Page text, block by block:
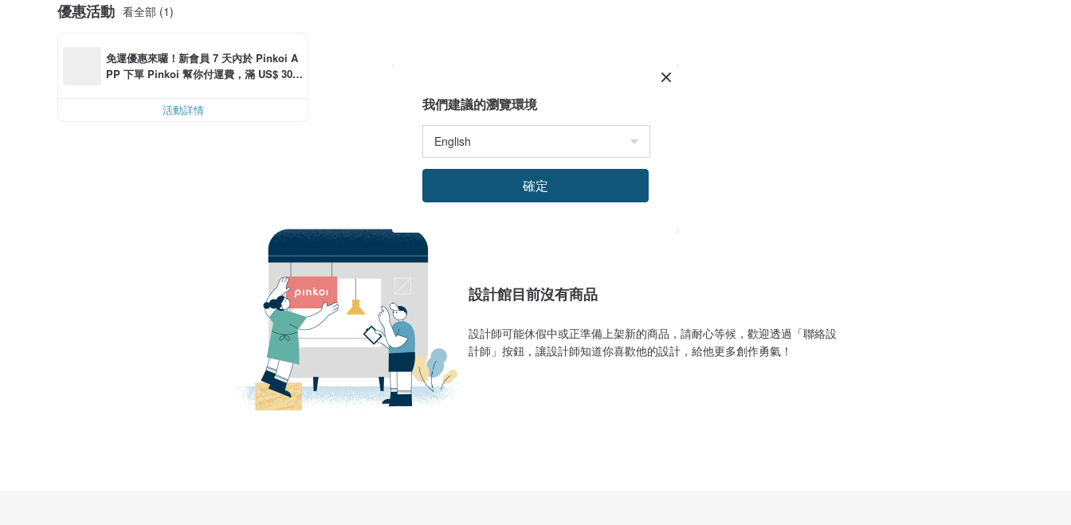
優惠活動 看全部 (1)
免運優惠來囉！新會員 7 天內於 Pinkoi A
PP 下單 Pinkoi 幫你付運費，滿 US$ 30.0
活動詳情
設計館目前沒有商品
設計師可能休假中或正準備上架新的商品，請耐心等候，歡迎透過「聯絡設
計師」按鈕，讓設計師知道你喜歡他的設計，給他更多創作勇氣！
我們建議的瀏覽環境
確定